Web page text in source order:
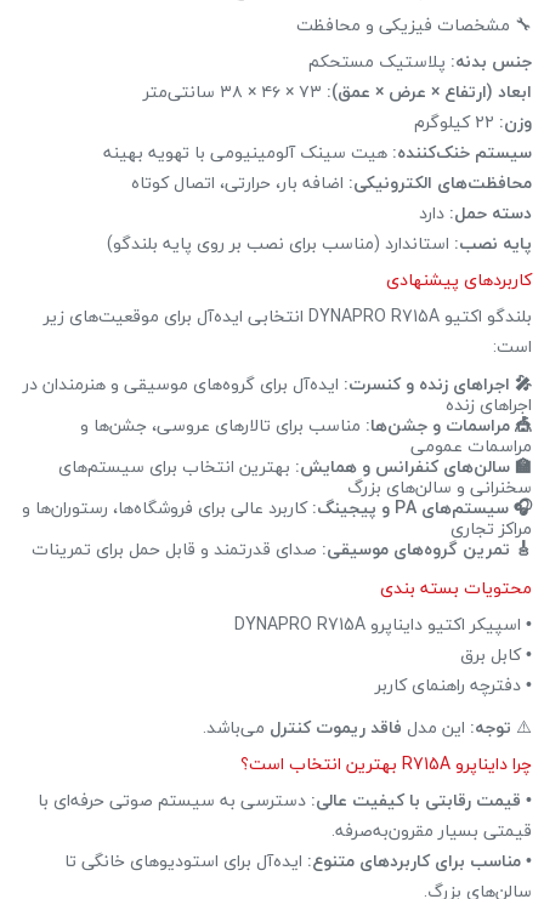
🔧 مشخصات فیزیکی و محافظت
جنس بدنه: پلاستیک مستحکم
ابعاد (ارتفاع × عرض × عمق):
وزن:
سیستم خنک‌کننده: هیت سینک آلومینیومی با تهویه بهینه
محافظت‌های الکترونیکی: اضافه بار، حرارتی، اتصال کوتاه
دسته حمل: دارد
پایه نصب: استاندارد (مناسب برای نصب بر روی پایه بلندگو)
کاربردهای پیشنهادی
بلندگو اکتیو DYNAPRO R715A انتخابی ایده‌آل برای موقعیت‌های زیر
است:
🎤 اجراهای زنده و کنسرت: ایده‌آل برای گروه‌های موسیقی و هنرمندان در
اجراهای زنده
🎪 مراسمات و جشن‌ها: مناسب برای تالارهای عروسی، جشن‌ها و
مراسمات عمومی
🏫 سالن‌های کنفرانس و همایش: بهترین انتخاب برای سیستم‌های
سخنرانی و سالن‌های بزرگ
🎧 سیستم‌های PA و پیجینگ: کاربرد عالی برای فروشگاه‌ها، رستوران‌ها و
مراکز تجاری
🎸 تمرین گروه‌های موسیقی: صدای قدرتمند و قابل حمل برای تمرینات
محتویات بسته بندی
• اسپیکر اکتیو دایناپرو DYNAPRO R715A
• کابل برق
• دفترچه راهنمای کاربر
⚠️ توجه: این مدل فاقد ریموت کنترل می‌باشد.
چرا دایناپرو R715A بهترین انتخاب است؟
• قیمت رقابتی با کیفیت عالی: دسترسی به سیستم صوتی حرفه‌ای با
قیمتی بسیار مقرون‌به‌صرفه.
•مناسب برای کاربردهای متنوع: ایده‌آل برای استودیوهای خانگی تا
سالن‌های بزرگ.